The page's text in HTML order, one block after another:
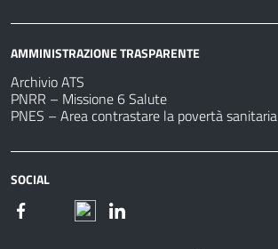
AMMINISTRAZIONE TRASPARENTE
Archivio ATS
PNRR – Missione 6 Salute
PNES – Area contrastare la povertà sanitaria
SOCIAL